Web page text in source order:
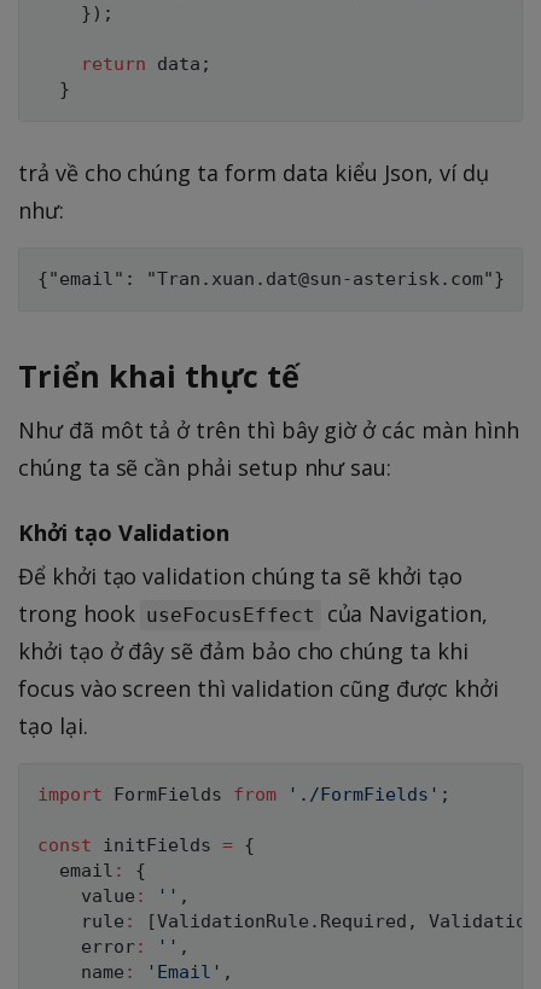
} ) ;
return data ;
}
trả về cho chúng ta form data kiểu Json, ví dụ
như:
Triển khai thực tế
Như đã môt tả ở trên thì bây giờ ở các màn hình
chúng ta sẽ cần phải setup như sau:
Khởi tạo Validation
Để khởi tạo validation chúng ta sẽ khởi tạo
trong hook useFocusEffect
của Navigation,
khởi tạo ở đây sẽ đảm bảo cho chúng ta khi
focus vào screen thì validation cũng được khởi
tạo lại.
import FormFields from './FormFields' ;
const initFields = {
  email
:
{
    value
: '' ,
    rule
: [ValidationRule . Required ,
    error
: '' ,
    name
: 'Email' ,